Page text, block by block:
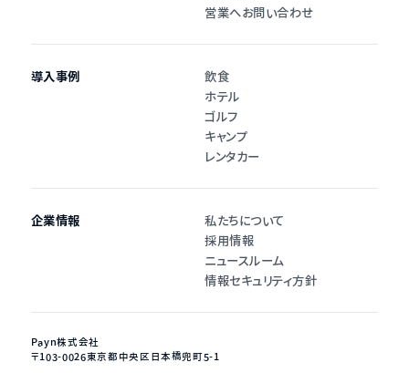
営業へお問い合わせ
導入事例
飲食
ホテル
ゴルフ
キャンプ
レンタカー
企業情報
私たちについて
採用情報
ニュースルーム
情報セキュリティ方針
Payn株式会社
〒103-0026東京都中央区日本橋兜町5-1